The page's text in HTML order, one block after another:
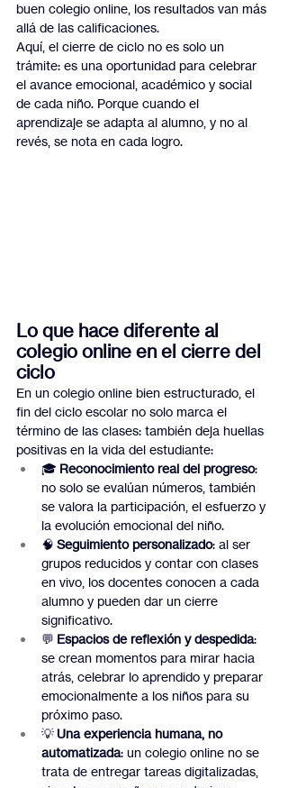
buen colegio online, los resultados van más
allá de las calificaciones.
Aquí, el cierre de ciclo no es solo un
trámite: es una oportunidad para celebrar
el avance emocional, académico y social
de cada niño. Porque cuando el
aprendizaje se adapta al alumno, y no al
revés, se nota en cada logro.
Lo que hace diferente al
colegio online en el cierre del
ciclo
En un colegio online bien estructurado, el
fin del ciclo escolar no solo marca el
término de las clases: también deja huellas
positivas en la vida del estudiante:
🎓 Reconocimiento real del progreso:
no solo se evalúan números, también
se valora la participación, el esfuerzo y
la evolución emocional del niño.
🧠 Seguimiento personalizado: al ser
grupos reducidos y contar con clases
en vivo, los docentes conocen a cada
alumno y pueden dar un cierre
significativo.
💬 Espacios de reflexión y despedida:
se crean momentos para mirar hacia
atrás, celebrar lo aprendido y preparar
emocionalmente a los niños para su
próximo paso.
💡 Una experiencia humana, no
automatizada: un colegio online no se
trata de entregar tareas digitalizadas,